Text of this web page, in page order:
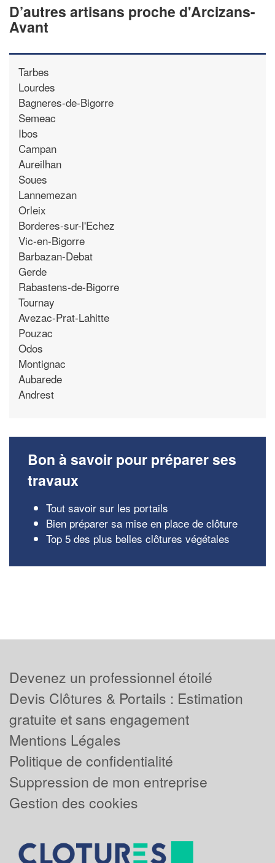
D’autres artisans proche d'Arcizans-
Avant
Tarbes
Lourdes
Bagneres-de-Bigorre
Semeac
Ibos
Campan
Aureilhan
Soues
Lannemezan
Orleix
Borderes-sur-l'Echez
Vic-en-Bigorre
Barbazan-Debat
Gerde
Rabastens-de-Bigorre
Tournay
Avezac-Prat-Lahitte
Pouzac
Odos
Montignac
Aubarede
Andrest
Bon à savoir pour préparer ses
travaux
Tout savoir sur les portails
Bien préparer sa mise en place de clôture
Top 5 des plus belles clôtures végétales
Devenez un professionnel étoilé
Devis Clôtures & Portails : Estimation
gratuite et sans engagement
Mentions Légales
Politique de confidentialité
Suppression de mon entreprise
Gestion des cookies